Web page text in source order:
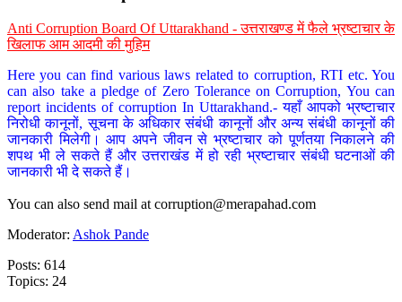
Anti Corruption Board Of Uttarakhand - उत्तराखण्ड में फैले भ्रष्टाचार के
खिलाफ आम आदमी की मुहिम
Here you can find various laws related to corruption, RTI etc. You
can also take a pledge of Zero Tolerance on Corruption, You can
report incidents of corruption In Uttarakhand.- यहाँ आपको भ्रष्टाचार
निरोधी कानूनों, सूचना के अधिकार संबंधी कानूनों और अन्य संबंधी कानूनों की
जानकारी मिलेगी। आप अपने जीवन से भ्रष्टाचार को पूर्णतया निकालने की
शपथ भी ले सकते हैं और उत्तराखंड में हो रही भ्रष्टाचार संबंधी घटनाओं की
जानकारी भी दे सकते हैं।
You can also send mail at corruption@merapahad.com
Moderator: Ashok Pande
Posts: 614
Topics: 24